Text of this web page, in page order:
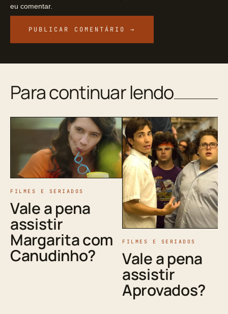
eu comentar.
Para continuar lendo
FILMES E SERIADOS
Vale a pena
assistir
Margarita com
Canudinho?
FILMES E SERIADOS
Vale a pena
assistir
Aprovados?